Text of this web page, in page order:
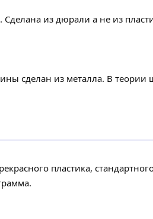
из дюрали а не из
сделан из металла. В
пластика,